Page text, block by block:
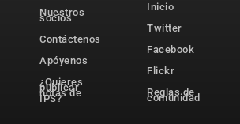
Nuestros
socios
Contáctenos
Apóyenos
¿Quieres
publicar
notas de
IPS?
Inicio
Twitter
Facebook
Flickr
Reglas de
comunidad